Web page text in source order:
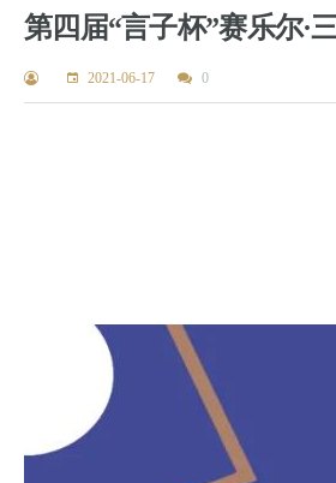
第四届“言子杯”赛乐尔·
2021-06-17 0